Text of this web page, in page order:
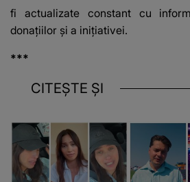
fi actualizate constant cu
donațiilor și a inițiativei.
***
CITEȘTE ȘI